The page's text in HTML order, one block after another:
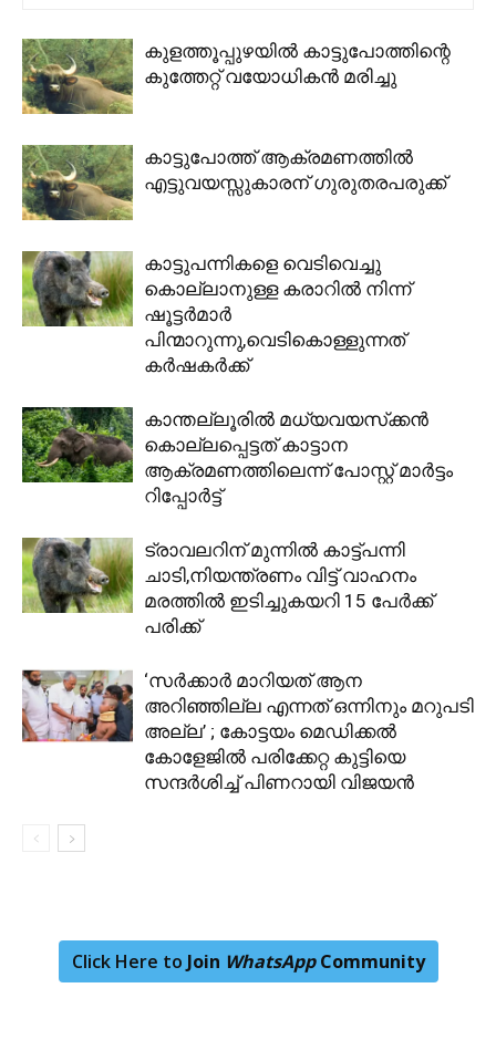
കുളത്തൂപ്പുഴയില്‍ കാട്ടുപോത്തിന്റെ
കുത്തേറ്റ് വയോധികന്‍ മരിച്ചു
കാട്ടുപോത്ത് ആക്രമണത്തിൽ
എട്ടുവയസ്സുകാരന് ഗുരുതരപരുക്ക്
കാട്ടുപന്നികളെ വെടിവെച്ചു
കൊല്ലാനുള്ള കരാറിൽ നിന്ന്
ഷൂട്ടർമാർ
പിന്മാറുന്നു,വെടികൊള്ളുന്നത്
കര്‍ഷകര്‍ക്ക്
കാന്തല്ലൂരിൽ മധ്യവയസ്‌ക്കൻ
കൊല്ലപ്പെട്ടത് കാട്ടാന
ആക്രമണത്തിലെന്ന് പോസ്റ്റ് മാർട്ടം
റിപ്പോർട്ട്
ട്രാവലറിന് മുന്നിൽ കാട്ട്പന്നി
ചാടി,നിയന്ത്രണം വിട്ട് വാഹനം
മരത്തിൽ ഇടിച്ചുകയറി 15 പേർക്ക്
പരിക്ക്
‘സർക്കാർ മാറിയത് ആന
അറിഞ്ഞില്ല എന്നത് ഒന്നിനും മറുപടി
അല്ല’ ; കോട്ടയം മെഡിക്കൽ
കോളേജിൽ പരിക്കേറ്റ കുട്ടിയെ
സന്ദർശിച്ച് പിണറായി വിജയൻ
Click Here to Join WhatsAppCommunity